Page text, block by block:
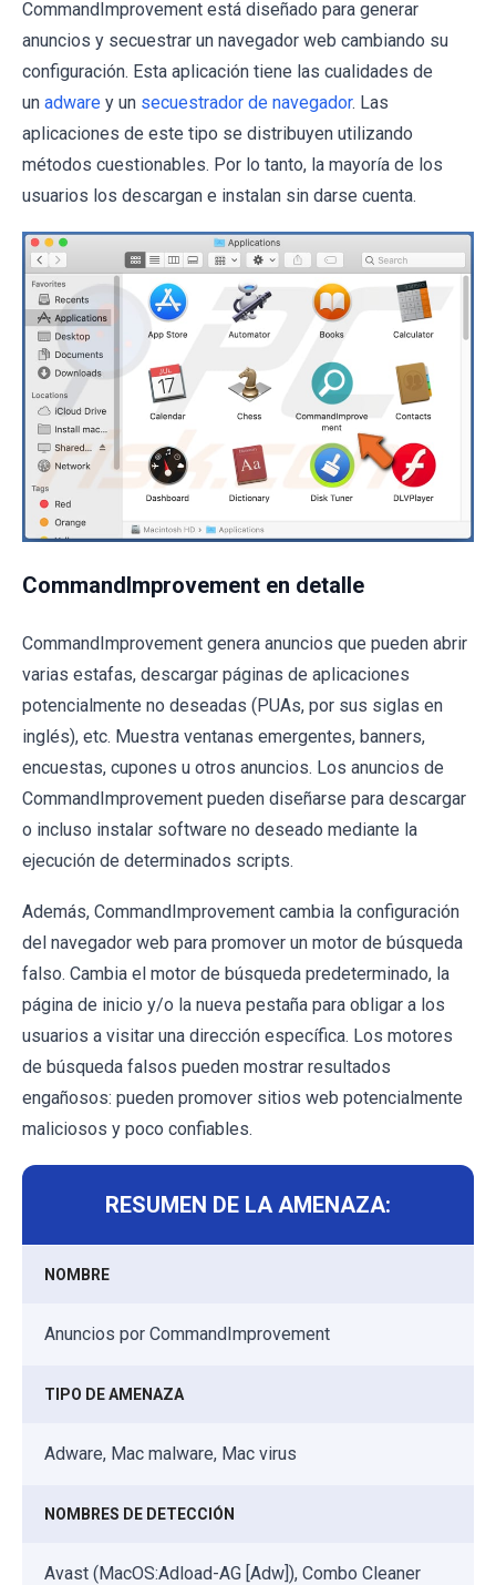
CommandImprovement está diseñado para generar
anuncios y secuestrar un navegador web cambiando su
configuración. Esta aplicación tiene las cualidades de
un adware y un secuestrador de navegador. Las
aplicaciones de este tipo se distribuyen utilizando
métodos cuestionables. Por lo tanto, la mayoría de los
usuarios los descargan e instalan sin darse cuenta.
CommandImprovement en detalle
CommandImprovement genera anuncios que pueden abrir
varias estafas, descargar páginas de aplicaciones
potencialmente no deseadas (PUAs, por sus siglas en
inglés), etc. Muestra ventanas emergentes, banners,
encuestas, cupones u otros anuncios. Los anuncios de
CommandImprovement pueden diseñarse para descargar
o incluso instalar software no deseado mediante la
ejecución de determinados scripts.
Además, CommandImprovement cambia la configuración
del navegador web para promover un motor de búsqueda
falso. Cambia el motor de búsqueda predeterminado, la
página de inicio y/o la nueva pestaña para obligar a los
usuarios a visitar una dirección específica. Los motores
de búsqueda falsos pueden mostrar resultados
engañosos: pueden promover sitios web potencialmente
maliciosos y poco confiables.
RESUMEN DE LA AMENAZA:
NOMBRE
Anuncios por CommandImprovement
TIPO DE AMENAZA
Adware, Mac malware, Mac virus
NOMBRES DE DETECCIÓN
Avast (MacOS:Adload-AG [Adw]), Combo Cleaner